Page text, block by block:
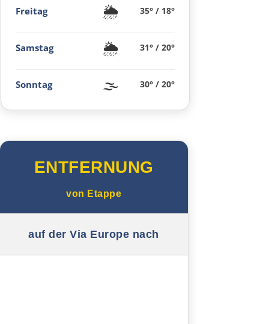
Ancona
Pescara
Termoli
Vieste
Foggia
Salerno
Neapel
Freitag 🌦️ 35° / 18°
Samstag 🌦️ 31° / 20°
Sonntag 🌫️ 30° / 20°
ENTFERNUNG
von Etappe
auf der Via Europe nach